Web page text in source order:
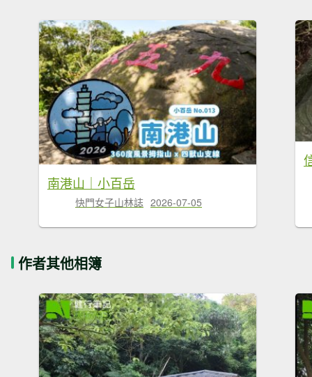
南港山｜小百岳
快門女子山林誌 2026-07-05
作者其他相簿